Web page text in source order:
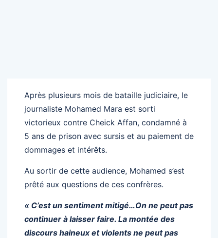
Après plusieurs mois de bataille judiciaire, le
journaliste Mohamed Mara est sorti
victorieux contre Cheick Affan, condamné à
5 ans de prison avec sursis et au paiement de
dommages et intérêts.
Au sortir de cette audience, Mohamed s’est
prêté aux questions de ces confrères.
« C’est un sentiment mitigé…On ne peut pas
continuer à laisser faire. La montée des
discours haineux et violents ne peut pas